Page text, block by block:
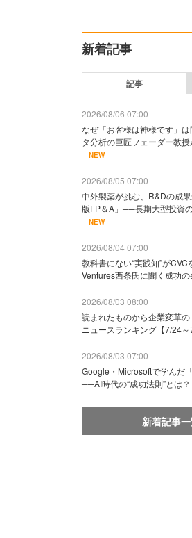
新着記事
記事
2026/08/06 07:00
なぜ「お客様は神様です」
タ分析の巨匠フェーダー教
NEW
2026/08/05 07:00
中外製薬が挑む、R&Dの成
版FP＆A」──長期大型投資
NEW
2026/08/04 07:00
教科書にない“実践知”が
Ventures西条氏に聞く成功
2026/08/03 08:00
読まれたものから企業変革
ニュースランキング【7/24～
2026/08/03 07:00
Google・Microsoftで学んだ
──AI時代の“成功法則”とは？
新着記事